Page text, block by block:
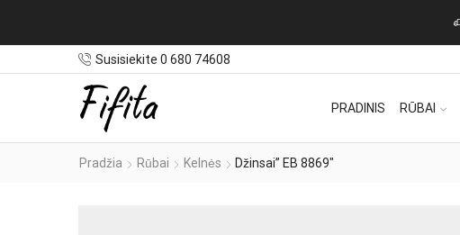
Susisiekite 0 680 74608
PRADINIS RŪBAI
Pradžia Rūbai Kelnės Džinsai” EB 8869″